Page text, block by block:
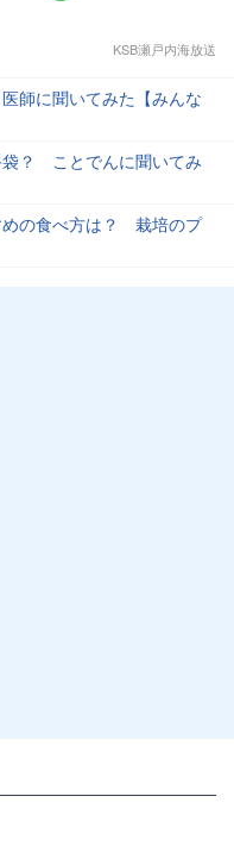
KSB瀬戸内海放送
師に聞いてみた【みんな
袋？ ことでんに聞いてみ
めの食べ方は？ 栽培のプ